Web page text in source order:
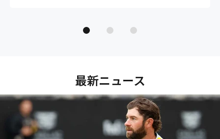
最新ニュース